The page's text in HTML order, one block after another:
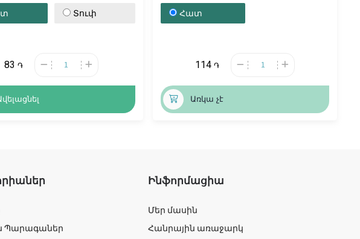
Տուփ
83 ֏
Հատ
114 ֏
Առկա չէ
Պարագաներ
Ինֆորմացիա
Մեր մասին
Հանրային առաջարկ